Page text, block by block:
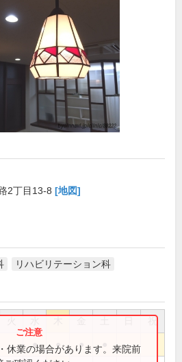
2丁目13-8 [地図]
リハビリテーション科
祝
● ● ●
休業の場合があります。来院前